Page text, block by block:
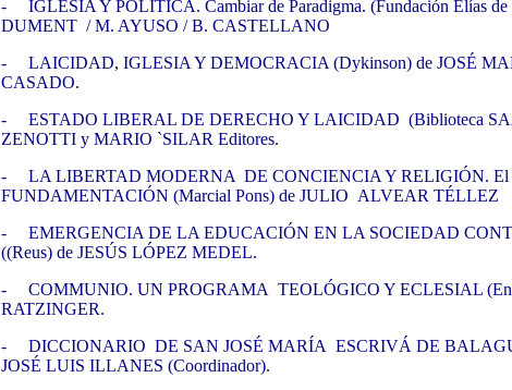
-
IGLESIA Y POLÍTICA. Cambiar de Paradigma. (Fundación Elías de
DUMENT / M. AYUSO / B. CASTELLANO
-
LAICIDAD, IGLESIA Y DEMOCRACIA (Dykinson) de JOSÉ
CASADO.
-
ESTADO LIBERAL DE DERECHO Y LAICIDAD (Biblioteca
ZENOTTI y MARIO `SILAR Editores.
-
LA LIBERTAD MODERNA DE CONCIENCIA Y RELIGIÓN. El
FUNDAMENTACIÓN (Marcial Pons) de JULIO ALVEAR TÉLLEZ
-
EMERGENCIA DE LA EDUCACIÓN EN LA SOCIEDAD
((Reus) de JESÚS LÓPEZ MEDEL.
-
COMMUNIO. UN PROGRAMA TEOLÓGICO Y ECLESIAL
RATZINGER.
-
DICCIONARIO DE SAN JOSÉ MARÍA ESCRIVÁ DE
JOSÉ LUIS ILLANES (Coordinador).